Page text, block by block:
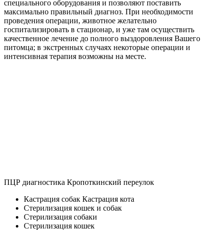
специального оборудования и позволяют поставить
максимально правильный диагноз. При необходимости
проведения операции, животное желательно
госпитализировать в стационар, и уже там осуществить
качественное лечение до полного выздоровления Вашего
питомца; в экстренных случаях некоторые операции и
интенсивная терапия возможны на месте.
ПЦР диагностика Кропоткинский переулок
Кастрация собак Кастрация кота
Стерилизация кошек и собак
Стерилизация собаки
Стерилизация кошек